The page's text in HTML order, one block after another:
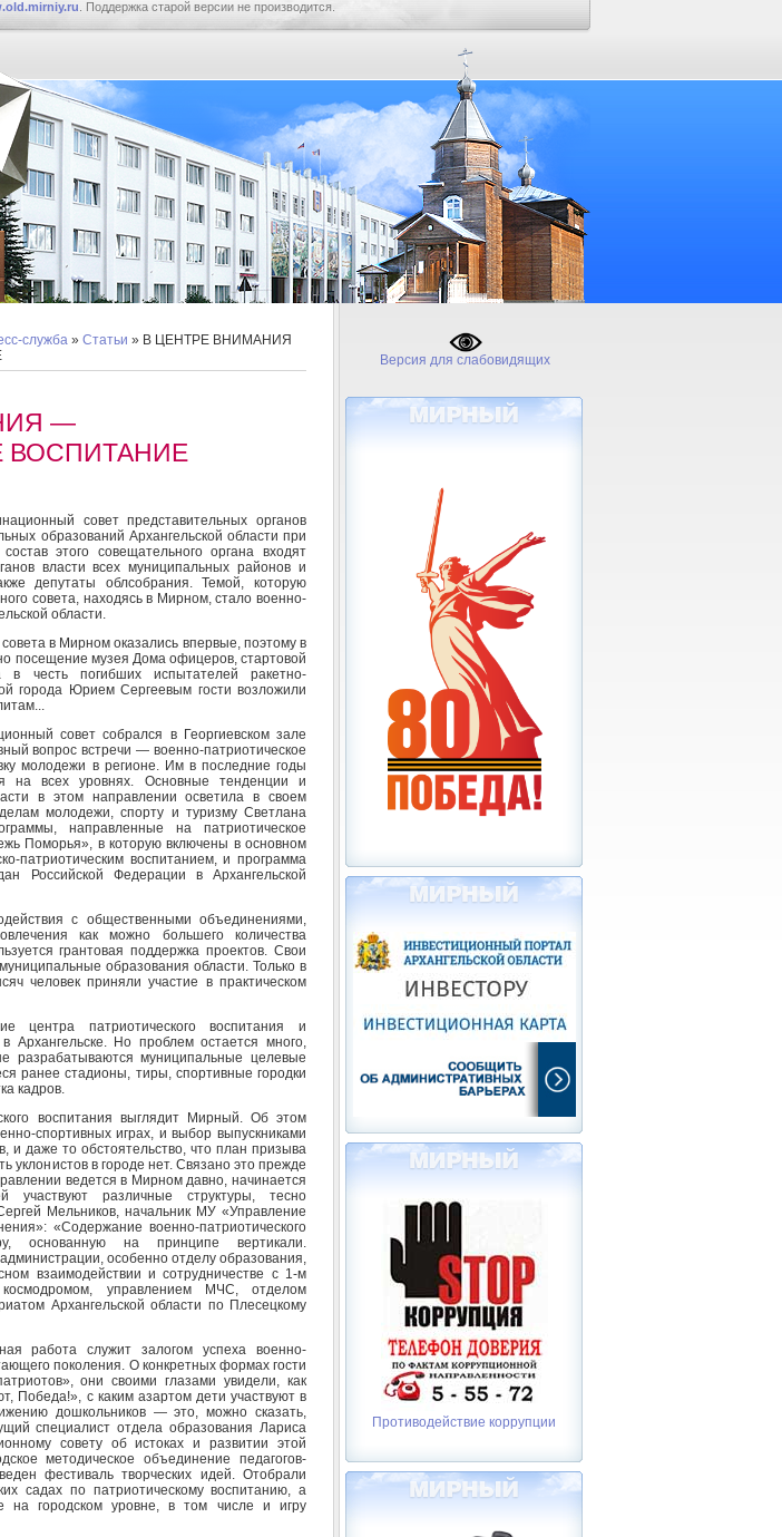
. Поддержка старой версии не производится.
служба » Статьи » В ЦЕНТРЕ ВНИМАНИЯ
—
ВОСПИТАНИЕ
совет представительных органов
образований Архангельской области при
этого совещательного органа входят
власти всех муниципальных районов и
депутаты облсобрания. Темой, которую
совета, находясь в Мирном, стало военно-
области.
в Мирном оказались впервые, поэтому в
посещение музея Дома офицеров, стартовой
в честь погибших испытателей ракетно-
города Юрием Сергеевым гости возложили
совет собрался в Георгиевском зале
вопрос встречи — военно-патриотическое
молодежи в регионе. Им в последние годы
на всех уровнях. Основные тенденции и
в этом направлении осветила в своем
молодежи, спорту и туризму Светлана
направленные на патриотическое
Поморья», в которую включены в основном
патриотическим воспитанием, и программа
Российской Федерации в Архангельской
с общественными объединениями,
как можно большего количества
грантовая поддержка проектов. Свои
образования области. Только в
человек приняли участие в практическом
центра патриотического воспитания и
Архангельске. Но проблем остается много,
разрабатываются муниципальные целевые
ранее стадионы, тиры, спортивные городки
кадров.
воспитания выглядит Мирный. Об этом
спортивных играх, и выбор выпускниками
и даже то обстоятельство, что план призыва
уклонистов в городе нет. Связано это прежде
ведется в Мирном давно, начинается
различные структуры, тесно
Мельников, начальник МУ «Управление
«Содержание военно-патриотического
основанную на принципе вертикали.
особенно отделу образования,
взаимодействии и сотрудничестве с 1-м
космодромом, управлением МЧС, отделом
Архангельской области по Плесецкому
работа служит залогом успеха военно-
поколения. О конкретных формах гости
они своими глазами увидели, как
Победа!», с каким азартом дети участвуют в
дошкольников — это, можно сказать,
специалист отдела образования Лариса
совету об истоках и развитии этой
методическое объединение педагогов-
фестиваль творческих идей. Отобрали
садах по патриотическому воспитанию, а
на городском уровне, в том числе и игру
Версия для слабовидящих
Противодействие коррупции